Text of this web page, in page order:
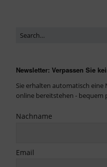
Newsletter: Verpassen Sie
Sie erhalten automatisch eine
online bereitstehen - bequem
Nachname
Email